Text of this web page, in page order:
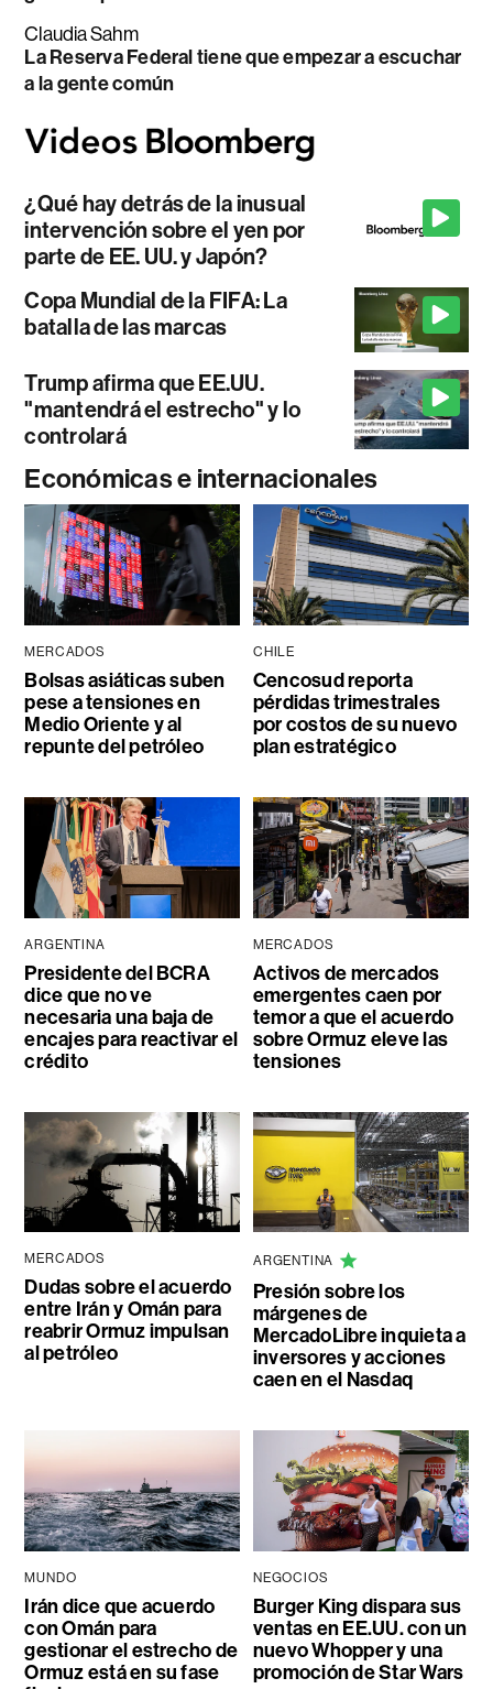
Claudia Sahm
La Reserva Federal tiene que empezar a escuchar
a la gente común
¿Qué hay detrás de la inusual
intervención sobre el yen por
parte de EE. UU. y Japón?
Copa Mundial de la FIFA: La
batalla de las marcas
Trump afirma que EE.UU.
"mantendrá el estrecho" y lo
controlará
Económicas e internacionales
MERCADOS
Bolsas asiáticas suben
pese a tensiones en
Medio Oriente y al
repunte del petróleo
CHILE
Cencosud reporta
pérdidas trimestrales
por costos de su nuevo
plan estratégico
ARGENTINA
Presidente del BCRA
dice que no ve
necesaria una baja de
encajes para reactivar el
crédito
MERCADOS
Activos de mercados
emergentes caen por
temor a que el acuerdo
sobre Ormuz eleve las
tensiones
MERCADOS
Dudas sobre el acuerdo
entre Irán y Omán para
reabrir Ormuz impulsan
al petróleo
ARGENTINA
Presión sobre los
márgenes de
MercadoLibre inquieta a
inversores y acciones
caen en el Nasdaq
MUNDO
Irán dice que acuerdo
con Omán para
gestionar el estrecho de
Ormuz está en su fase
NEGOCIOS
Burger King dispara sus
ventas en EE.UU. con un
nuevo Whopper y una
promoción de Star Wars